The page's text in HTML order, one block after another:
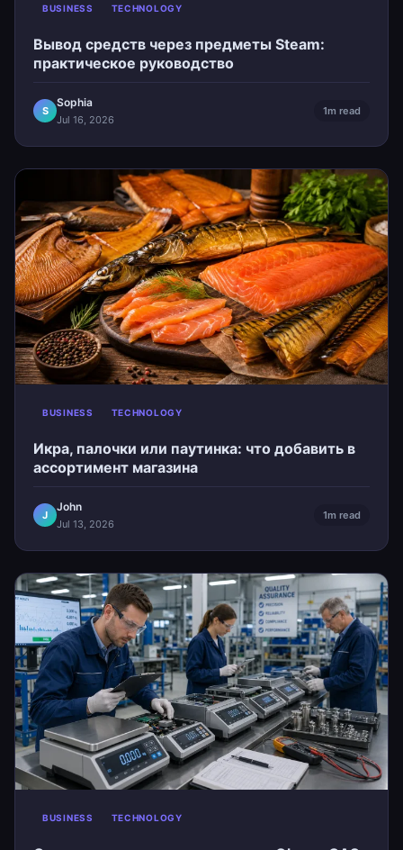
BUSINESS TECHNOLOGY
Вывод средств через предметы Steam:
практическое руководство
S
Sophia
Jul 16, 2026
1m read
BUSINESS TECHNOLOGY
Икра, палочки или паутинка: что добавить в
ассортимент магазина
J
John
Jul 13, 2026
1m read
BUSINESS TECHNOLOGY